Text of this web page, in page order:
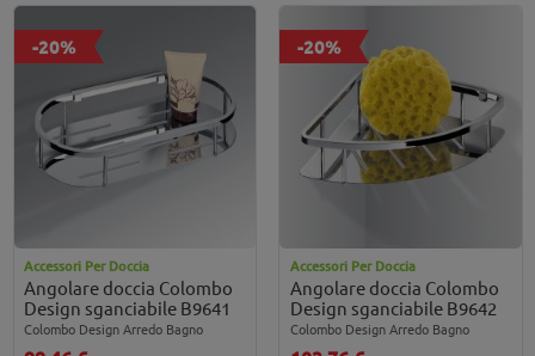
-20%
Accessori Per Doccia
Angolare doccia Colombo
Design sganciabile B9641
Colombo Design Arredo Bagno
-20%
Accessori Per Doccia
Angolare doccia Colombo
Design sganciabile B9642
Colombo Design Arredo Bagno